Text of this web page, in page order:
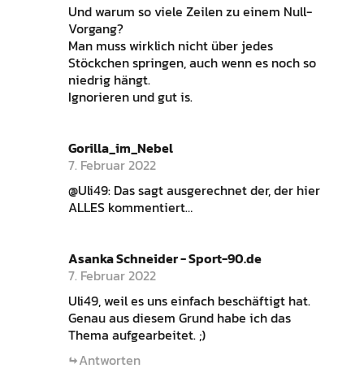
Und warum so viele Zeilen zu einem Null-
Vorgang?
Man muss wirklich nicht über jedes
Stöckchen springen, auch wenn es noch so
niedrig hängt.
Ignorieren und gut is.
Gorilla_im_Nebel
7. Februar 2022
@Uli49: Das sagt ausgerechnet der, der hier
ALLES kommentiert…
Asanka Schneider - Sport-90.de
7. Februar 2022
Uli49, weil es uns einfach beschäftigt hat.
Genau aus diesem Grund habe ich das
Thema aufgearbeitet. ;)
Antworten